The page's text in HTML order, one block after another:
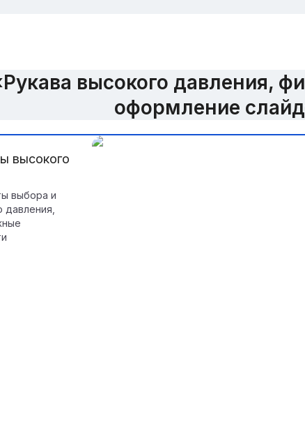
высокого давления,
оформление
высокого
выбора и
давления,